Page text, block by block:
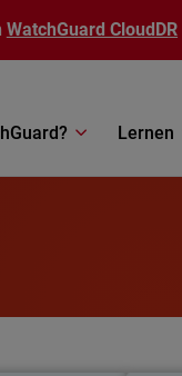
WatchGuard CloudDR
Lernen